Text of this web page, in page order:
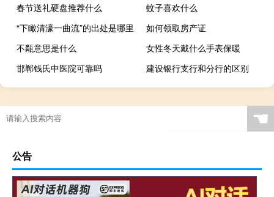
春节送礼硬盘推荐什么
蚊子喜欢什么
“下瞰清濠一曲流”的出处是哪里
如何领取房产证
不甐意思是什么
女性冬天戴什么手表保暖
邯郸钱氏中医院可靠吗
建设银行支行和分行的区别
☚
公告